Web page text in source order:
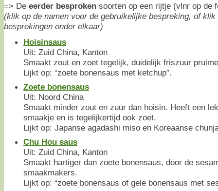
=> De eerder besproken soorten op een rijtje (vlnr op de
(klik op de namen voor de gebruikelijke bespreking, of klik
besprekingen onder elkaar)
Hoisinsaus
Uit: Zuid China, Kanton
Smaakt zout en zoet tegelijk, duidelijk friszuur
Lijkt op: “zoete bonensaus met ketchup”.
Zoete bonensaus
Uit: Noord China
Smaakt minder zout en zuur dan hoisin. Heeft een
smaakje en is tegelijkertijd ook zoet.
Lijkt op: Japanse agadashi miso en Koreaanse
Chu Hou saus
Uit: Zuid China, Kanton
Smaakt hartiger dan zoete bonensaus, door de
smaakmakers.
Lijkt op: “zoete bonensaus of gele bonensaus met